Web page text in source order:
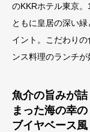
のKKRホテル東京
ともに皇居の深い
イント。こだわり
ンス料理のランチが
魚介の旨みが詰
まった海の幸の
ブイヤベース風